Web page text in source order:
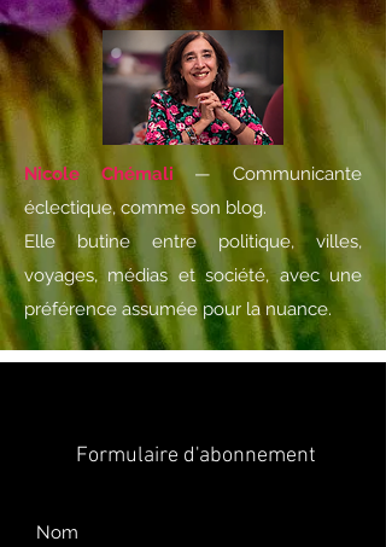
Nicole Chémali — Communicante
éclectique, comme son blog.
Elle butine entre politique, villes,
voyages, médias et société, avec une
préférence assumée pour la nuance.
Formulaire d'abonnement